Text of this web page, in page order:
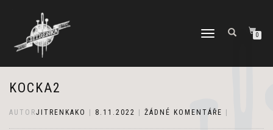
PŘEPNOUT
0
KOCKA2
AUTORJITRENKAKO 8.11.2022 ŽÁDNÉ KOMENTÁŘE